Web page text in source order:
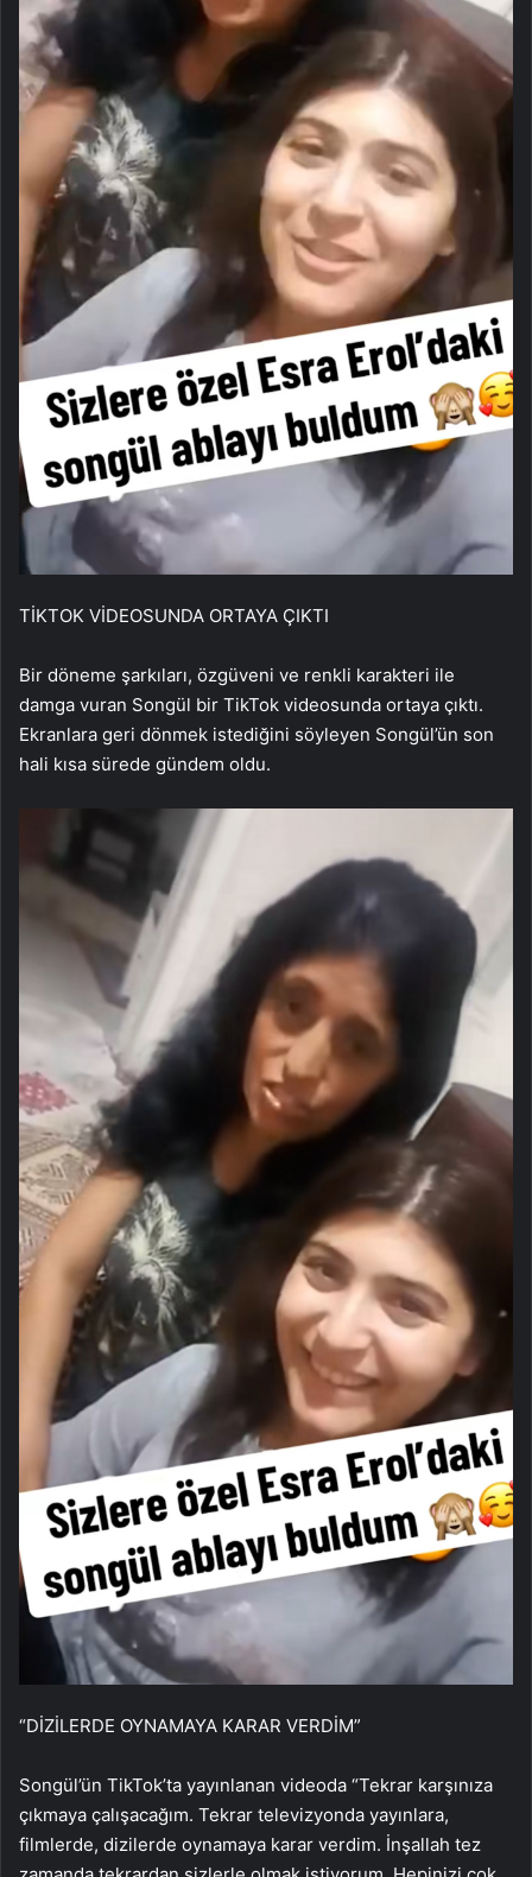
TİKTOK VİDEOSUNDA ORTAYA ÇIKTI
Bir döneme şarkıları, özgüveni ve renkli karakteri ile
damga vuran Songül bir TikTok videosunda ortaya çıktı.
Ekranlara geri dönmek istediğini söyleyen Songül’ün son
hali kısa sürede gündem oldu.
“DİZİLERDE OYNAMAYA KARAR VERDİM”
Songül’ün TikTok’ta yayınlanan videoda “Tekrar karşınıza
çıkmaya çalışacağım. Tekrar televizyonda yayınlara,
filmlerde, dizilerde oynamaya karar verdim. İnşallah tez